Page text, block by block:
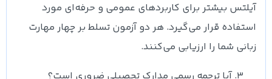
آیلتس بیشتر برای کاربردهای عمومی و حرفه‌ای مورد
استفاده قرار می‌گیرد. هر دو آزمون تسلط بر چهار مهارت
زبانی شما را ارزیابی می‌کنند.